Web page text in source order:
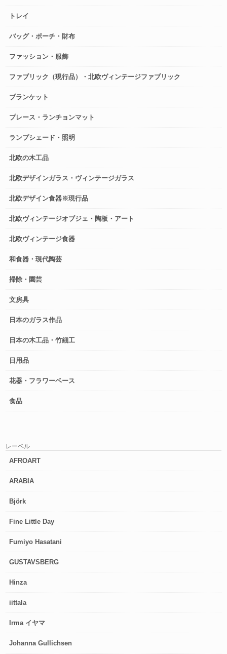
トレイ
バッグ・ポーチ・財布
ファッション・服飾
ファブリック（現行品）・北欧ヴィンテージファブリック
ブランケット
プレース・ランチョンマット
ランプシェード・照明
北欧の木工品
北欧デザインガラス・ヴィンテージガラス
北欧デザイン食器※現行品
北欧ヴィンテージオブジェ・陶板・アート
北欧ヴィンテージ食器
和食器・現代陶芸
掃除・園芸
文房具
日本のガラス作品
日本の木工品・竹細工
日用品
花器・フラワーベース
食品
レーベル
AFROART
ARABIA
Björk
Fine Little Day
Fumiyo Hasatani
GUSTAVSBERG
Hinza
iittala
Irma イヤマ
Johanna Gullichsen